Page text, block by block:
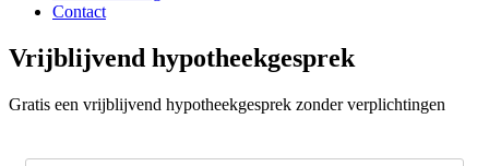
Contact
Vrijblijvend hypotheekgesprek
Gratis een vrijblijvend hypotheekgesprek zonder verplichtingen